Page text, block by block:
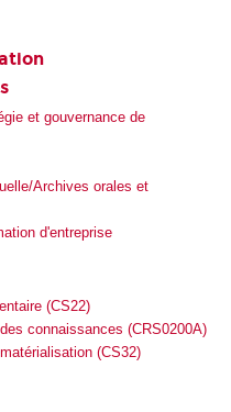
et gouvernance de
Archives orales et
d'entreprise
(CS22)
connaissances (CRS0200A)
(CS32)